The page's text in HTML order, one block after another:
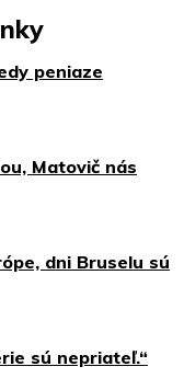
peniaze
Matovič nás
dni Bruselu sú
sú nepriateľ.“